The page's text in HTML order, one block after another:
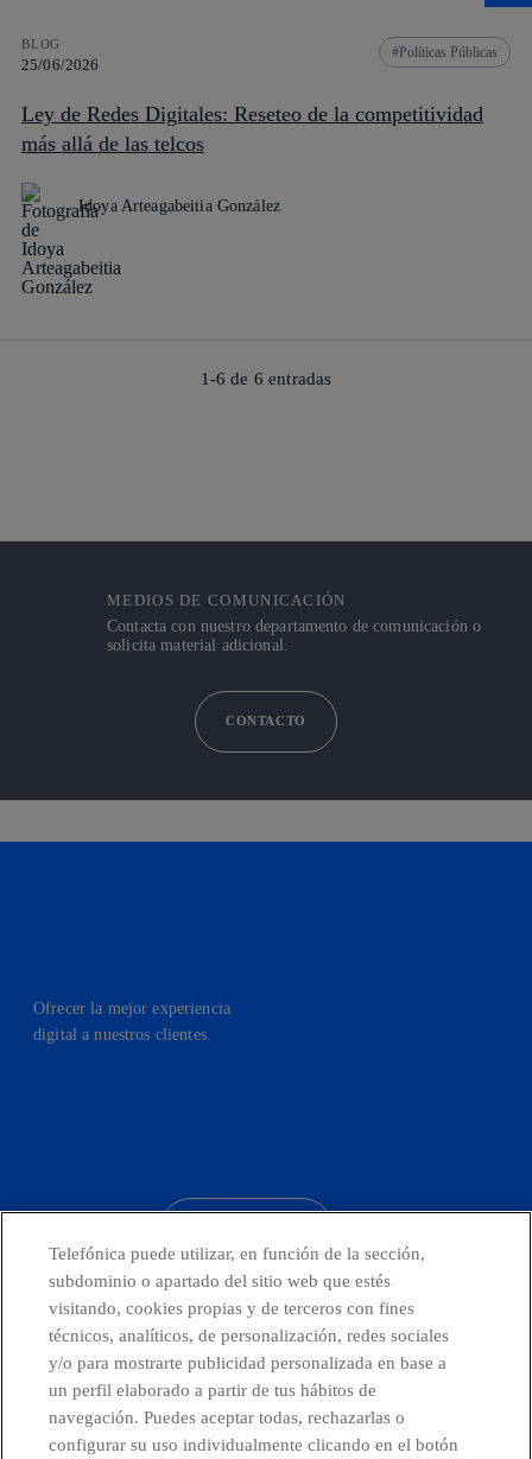
BLOG
25/06/2026
Políticas Públicas
Ley de Redes Digitales: Reseteo de la competitividad
más allá de las telcos
Idoya Arteagabeitia González
1-6 de 6 entradas
MEDIOS DE COMUNICACIÓN
Contacta con nuestro departamento de comunicación o
solicita material adicional.
CONTACTO
Ofrecer la mejor experiencia
digital a nuestros clientes.
Telefónica en redes sociales
Canal de Denuncias
Telefónica puede utilizar, en función de la sección,
subdominio o apartado del sitio web que estés
visitando, cookies propias y de terceros con fines
técnicos, analíticos, de personalización, redes sociales
y/o para mostrarte publicidad personalizada en base a
un perfil elaborado a partir de tus hábitos de
navegación. Puedes aceptar todas, rechazarlas o
configurar su uso individualmente clicando en el botón